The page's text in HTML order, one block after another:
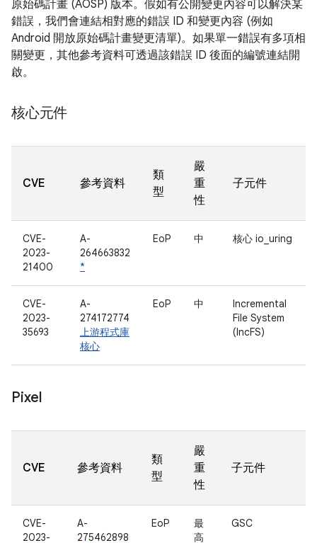
原始碼計畫 (AOSP) 版本。假如有公開變更內容可以解決某
錯誤，我們會連結相對應的錯誤 ID 和變更內容 (例如
Android 開放原始碼計畫變更清單)。如果單一錯誤有多項相
關變更，其他參考資料可透過該錯誤 ID 後面的編號連結開
啟。
核心元件
CVE 參考資料
類
型
嚴
重
性
子元件
CVE-
2023-
21400
A-
264663832
*
EoP 中 核心 io_uring
CVE-
2023-
35693
A-
274172774
上游程式庫
核心
EoP 中
Incremental
File System
(IncFS)
Pixel
CVE 參考資料
類
型
嚴
重
性
子元件
CVE-
2023-
A-
275462898
EoP
最
高
GSC